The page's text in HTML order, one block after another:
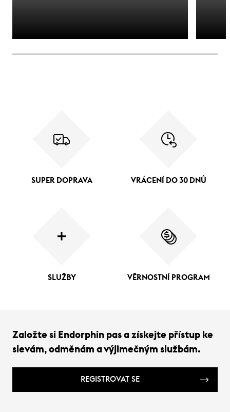
SUPER DOPRAVA VRÁCENÍ DO 30 DNŮ
SLUŽBY VĚRNOSTNÍ PROGRAM
Založte si Endorphin pas a získejte přístup ke
slevám, odměnám a výjimečným službám.
REGISTROVAT SE